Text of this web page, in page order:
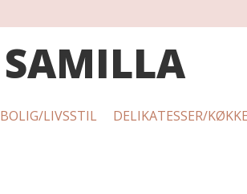
SAMILLA
BOLIG/LIVSSTIL DELIKATESSER/